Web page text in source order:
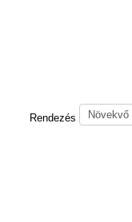
Rendezés